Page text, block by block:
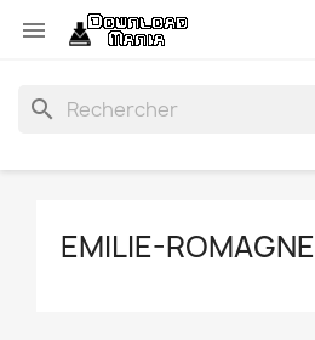

search
EMILIE-ROMAGNE